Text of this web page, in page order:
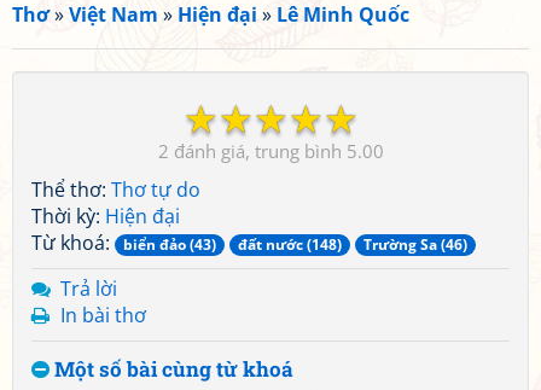
Thơ»Việt Nam » Hiện đại » Lê Minh Quốc
☆
☆
☆
☆
☆
2 5.00
Thể thơ: Thơ tự do
Thời kỳ: Hiện đại
Từ khoá:
biển đảo (43) đất nước (148) Trường Sa (46)
Trả lời
In bài thơ
Một số bài cùng từ khoá